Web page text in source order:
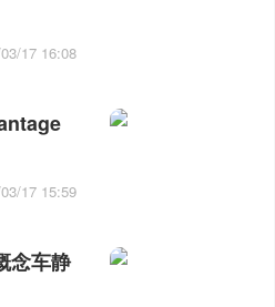
17 16:08
17 15:59
念车静